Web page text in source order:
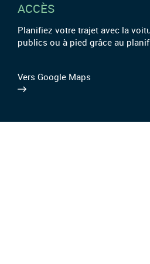
ACCÈS
Planifiez votre trajet avec la
publics ou à pied grâce au
Vers Google Maps